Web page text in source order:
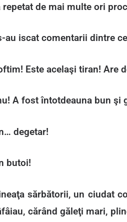
repetat de mai multe ori
au iscat comentarii dintre
Este acelaşi tiran! Are
A fost întotdeauna bun şi
degetar!
butoi!
sărbătorii, un ciudat
cărând găleţi mari,